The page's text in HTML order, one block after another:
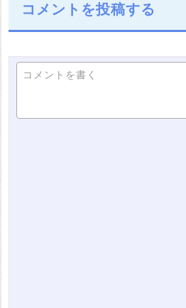
コメントを投稿する
コメントを書く